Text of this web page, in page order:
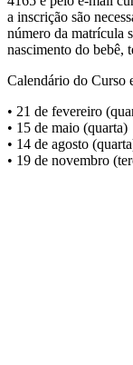
a inscrição são
número da matrícula
nascimento do bebê,
Calendário do Curso
• 21 de fevereiro
• 15 de maio (quarta)
• 14 de agosto
• 19 de novembro